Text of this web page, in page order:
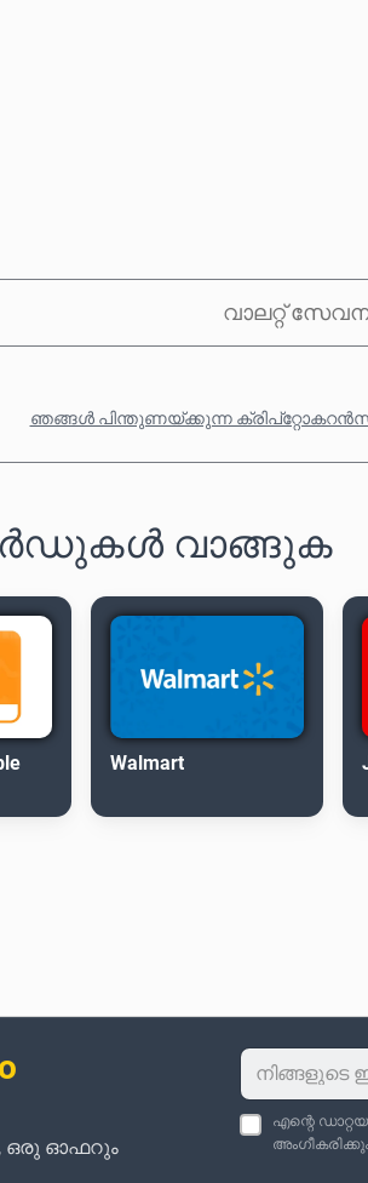
വാലറ്റ്
ഞങ്ങൾ പിന്തുണയ്ക്കുന്ന
വാങ്ങുക
Walmart
ഒരു ഓഫറും
എന്റെ